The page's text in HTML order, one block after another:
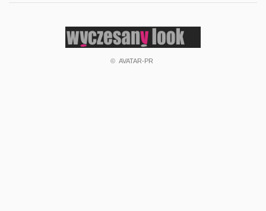
©AVATAR-PR